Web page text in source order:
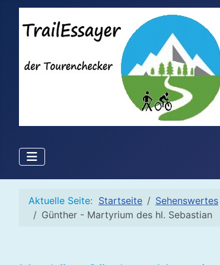
Aktuelle Seite: Startseite Sehenswertes
Günther - Martyrium des hl. Sebastian